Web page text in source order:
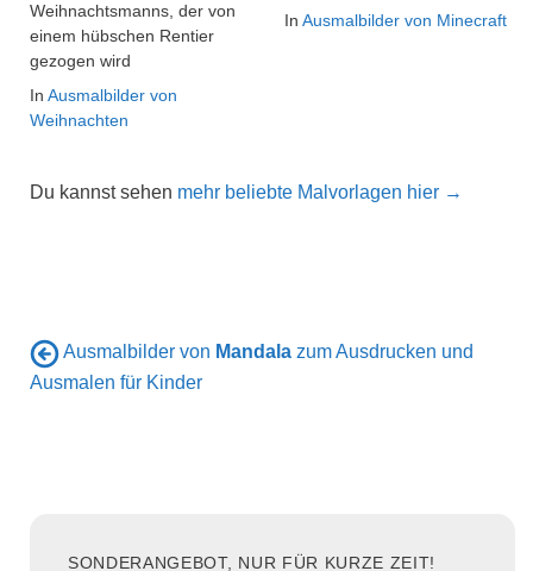
Weihnachtsmanns, der von
einem hübschen Rentier
gezogen wird
In Ausmalbilder von
Weihnachten
In Ausmalbilder von Minecraft
Du kannst sehen mehr beliebte Malvorlagen hier →
Ausmalbilder von Mandala zum Ausdrucken und
Ausmalen für Kinder
SONDERANGEBOT, NUR FÜR KURZE ZEIT!